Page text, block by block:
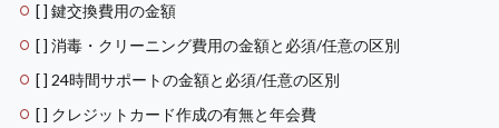
[ ] 鍵交換費用の金額
[ ] 消毒・クリーニング費用の金額と必須/任意の区別
[ ] 24時間サポートの金額と必須/任意の区別
[ ] クレジットカード作成の有無と年会費